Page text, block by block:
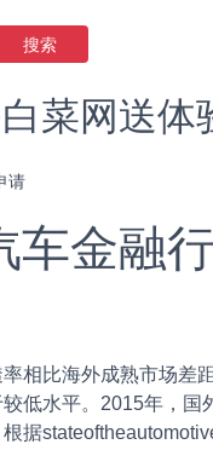
搜索
菜网送体
请
车金融
比海外成熟市场差距
低水平。2015年，
据